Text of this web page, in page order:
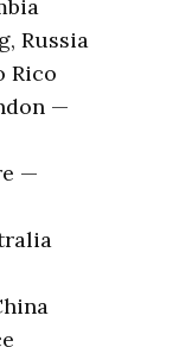
Russia
Rico
—
—